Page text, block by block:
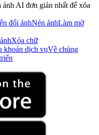
AI đơn giản nhất để xóa
đổi ảnhNén ảnhLàm mờ
Xóa chữ
khoản dịch vụVề chúng